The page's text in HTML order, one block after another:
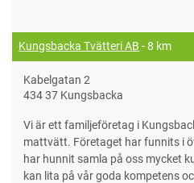
Kungsbacka Tvätteri AB - 8 km
Kabelgatan 2
434 37 Kungsbacka
Vi är ett familjeföretag i
mattvätt. Företaget har funnits i
har hunnit samla på oss mycket
kan lita på vår goda kompetens